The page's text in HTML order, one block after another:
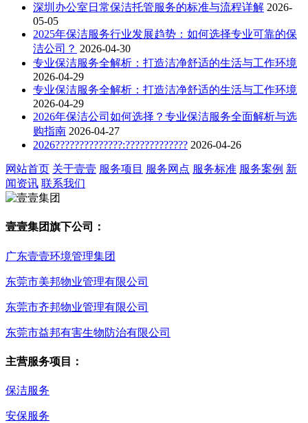
深圳办公室日常保洁托管服务的标准与流程详解 2026-
05-05
2025年保洁服务行业发展趋势：如何选择专业可靠的保
洁公司？ 2026-04-30
专业保洁服务全解析：打造洁净舒适的生活与工作环境
2026-04-29
专业保洁服务全解析：打造洁净舒适的生活与工作环境
2026-04-29
2026年保洁公司如何选择？专业保洁服务全面解析与选
购指南 2026-04-27
2026??????????????:????????????? 2026-04-26
网站首页 关于壹壹 服务项目 服务网点 服务标准 服务案例 新
闻资讯 联系我们
壹壹集团旗下公司：
广东壹壹环境管理集团
东莞市美邦物业管理有限公司
东莞市齐邦物业管理有限公司
东莞市益邦有害生物防治有限公司
主营服务项目：
保洁服务
安保服务